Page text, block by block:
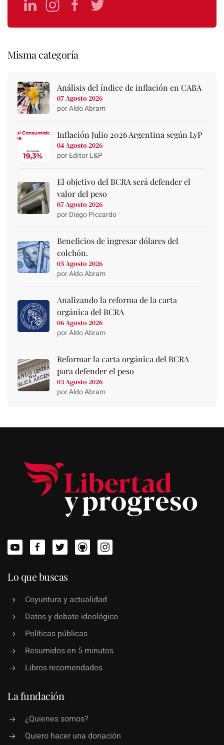
Misma categoría
Análisis del índice de inflación en CABA
07 Agosto 2026
por Aldo Abram
Inflación Julio 2026 Argentina según LyP
04 Agosto 2026
por Editor L&P
El objetivo del BCRA será defender el
valor del peso
07 Agosto 2026
por Diego Piccardo
Beneficios de ingresar dólares del
colchón.
05 Agosto 2026
por Aldo Abram
Analizando la reforma de la carta
orgánica del BCRA
06 Agosto 2026
por Aldo Abram
Reformar la carta orgánica del BCRA
para defender el peso
03 Agosto 2026
por Aldo Abram
Lo que buscas
Coyuntura y actualidad
Datos y debate ideológico
Políticas públicas
Resumidos en 5 minutos
Libros recomendados
La fundación
¿Quienes somos?
Quiero hacer una donación